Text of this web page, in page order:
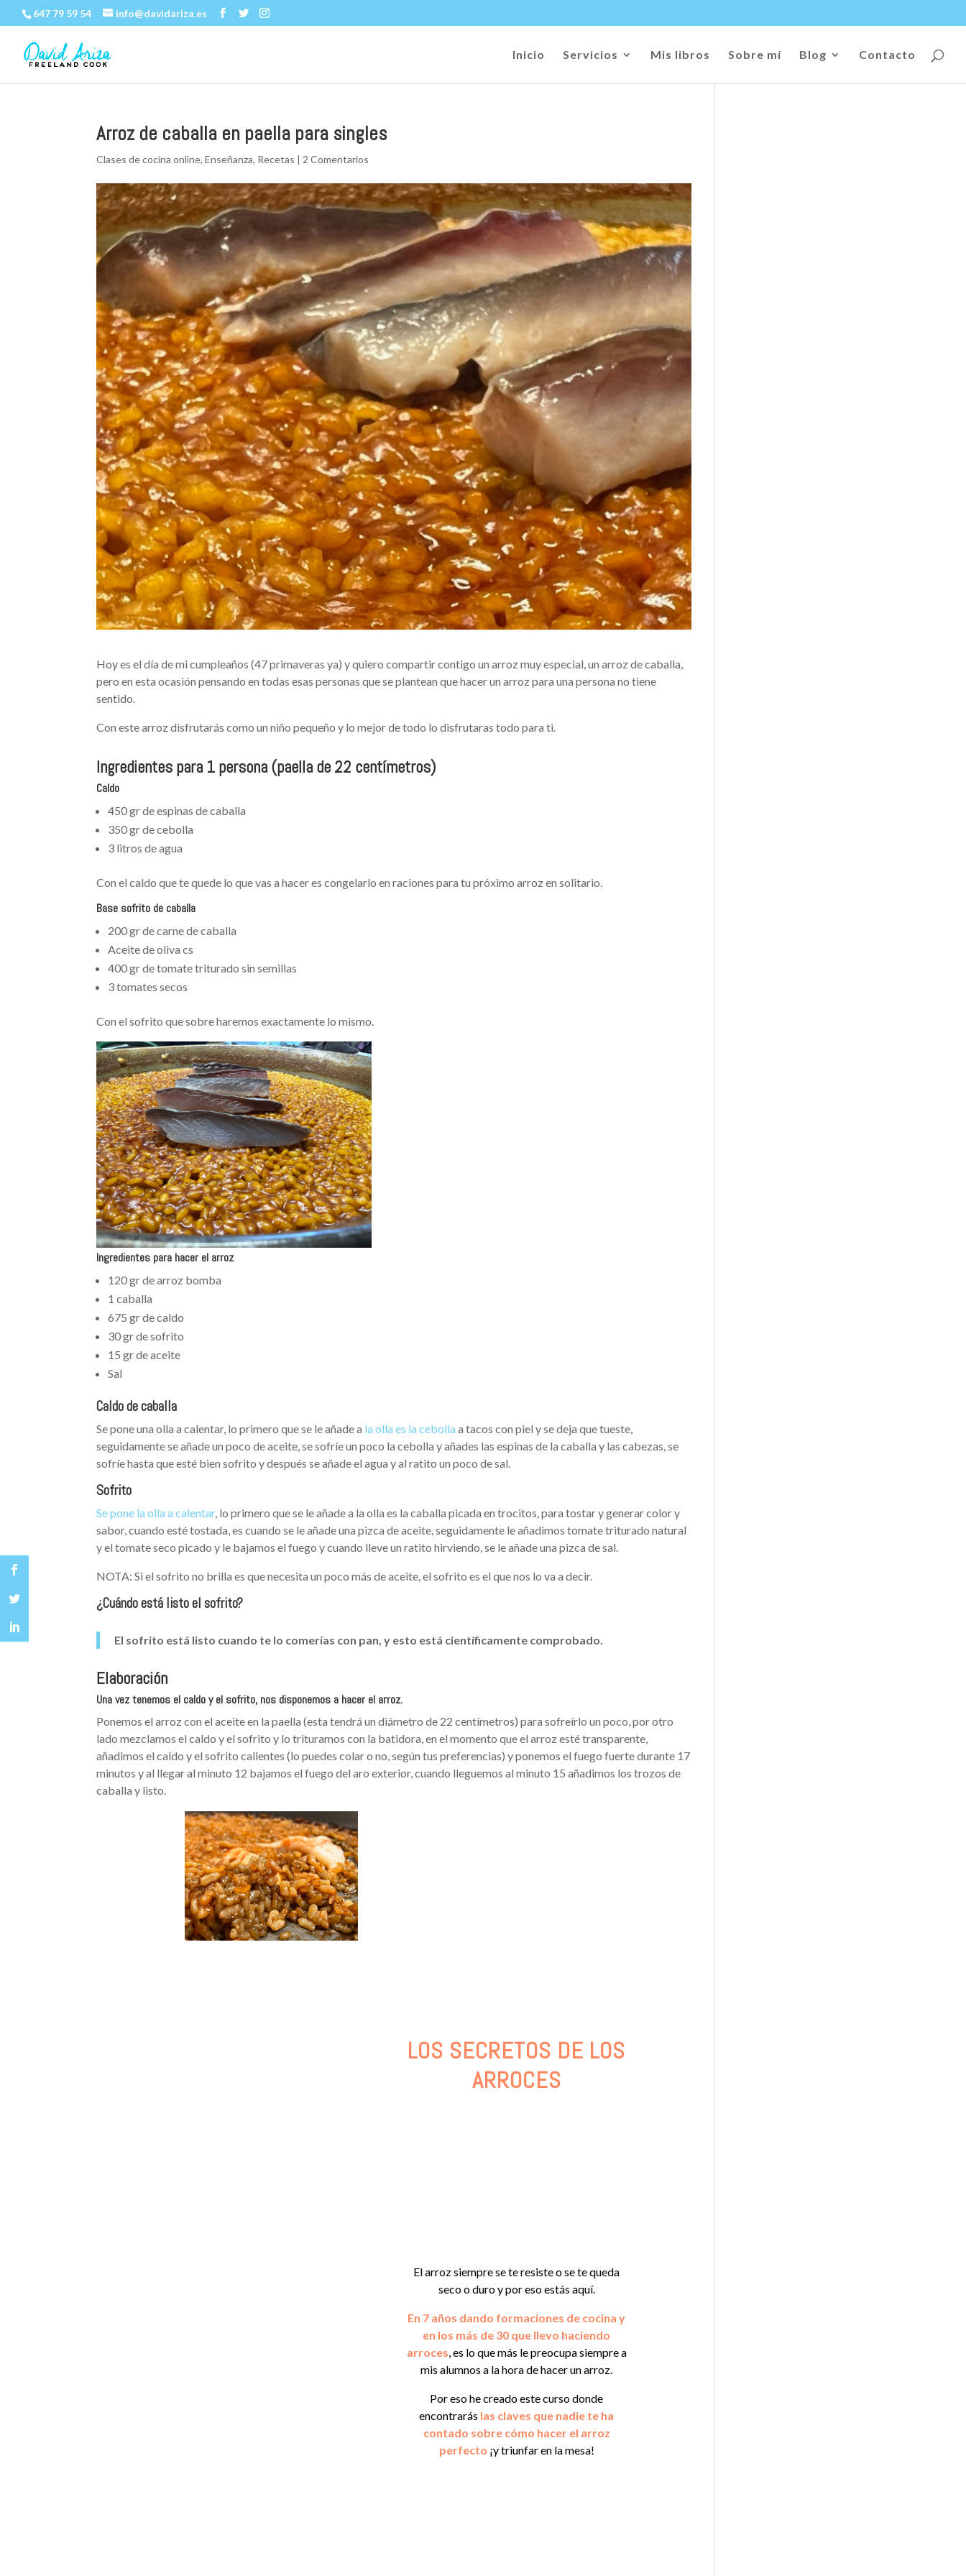
647 79 59 54 info@davidariza.es
Inicio Servicios Mis libros Sobre mí Blog Contacto
Arroz de caballa en paella para singles
Clases de cocina online,Enseñanza, Recetas | 2 Comentarios
Hoy es el día de mi cumpleaños (47 primaveras ya) y quiero compartir contigo un arroz muy especial, un arroz de caballa,
pero en esta ocasión pensando en todas esas personas que se plantean que hacer un arroz para una persona no tiene
sentido.
Con este arroz disfrutarás como un niño pequeño y lo mejor de todo lo disfrutaras todo para ti.
Ingredientes para 1 persona (paella de 22 centímetros)
Caldo
450 gr de espinas de caballa
350 gr de cebolla
3 litros de agua
Con el caldo que te quede lo que vas a hacer es congelarlo en raciones para tu próximo arroz en solitario.
Base sofrito de caballa
200 gr de carne de caballa
Aceite de oliva cs
400 gr de tomate triturado sin semillas
3 tomates secos
Con el sofrito que sobre haremos exactamente lo mismo.
Ingredientes para hacer el arroz
120 gr de arroz bomba
1 caballa
675 gr de caldo
30 gr de sofrito
15 gr de aceite
Sal
Caldo de caballa
Se pone una olla a calentar, lo primero que se le añade a la olla es la cebolla a tacos con piel y se deja que tueste,
seguidamente se añade un poco de aceite, se sofríe un poco la cebolla y añades las espinas de la caballa y las cabezas, se
sofríe hasta que esté bien sofrito y después se añade el agua y al ratito un poco de sal.
Sofrito
Se pone la olla a calentar, lo primero que se le añade a la olla es la caballa picada en trocitos, para tostar y generar color y
sabor, cuando esté tostada, es cuando se le añade una pizca de aceite, seguidamente le añadimos tomate triturado natural
y el tomate seco picado y le bajamos el fuego y cuando lleve un ratito hirviendo, se le añade una pizca de sal.
NOTA: Si el sofrito no brilla es que necesita un poco más de aceite, el sofrito es el que nos lo va a decir.
¿Cuándo está listo el sofrito?
El sofrito está listo cuando te lo comerías con pan, y esto está científicamente comprobado.
Elaboración
Una vez tenemos el caldo y el sofrito, nos disponemos a hacer el arroz.
Ponemos el arroz con el aceite en la paella (esta tendrá un diámetro de 22 centímetros) para sofreírlo un poco, por otro
lado mezclamos el caldo y el sofrito y lo trituramos con la batidora, en el momento que el arroz esté transparente,
añadimos el caldo y el sofrito calientes (lo puedes colar o no, según tus preferencias) y ponemos el fuego fuerte durante 17
minutos y al llegar al minuto 12 bajamos el fuego del aro exterior, cuando lleguemos al minuto 15 añadimos los trozos de
caballa y listo.
LOS SECRETOS DE LOS
ARROCES
El arroz siempre se te resiste o se te queda
seco o duro y por eso estás aquí.
En 7 años dando formaciones de cocina y
en los más de 30 que llevo haciendo
arroces, es lo que más le preocupa siempre a
mis alumnos a la hora de hacer un arroz.
Por eso he creado este cursodonde
encontrarás las claves que nadie te ha
contado sobre cómo hacer el arroz
perfecto ¡y triunfar en la mesa!